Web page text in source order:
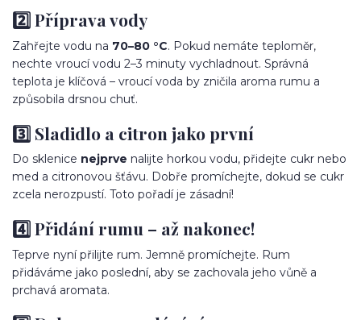
2️⃣ Příprava vody
Zahřejte vodu na 70–80 °C. Pokud nemáte teploměr,
nechte vroucí vodu 2–3 minuty vychladnout. Správná
teplota je klíčová – vroucí voda by zničila aroma rumu a
způsobila drsnou chuť.
3️⃣ Sladidlo a citron jako první
Do sklenice nejprve nalijte horkou vodu, přidejte cukr nebo
med a citronovou šťávu. Dobře promíchejte, dokud se cukr
zcela nerozpustí. Toto pořadí je zásadní!
4️⃣ Přidání rumu – až nakonec!
Teprve nyní přilijte rum. Jemně promíchejte. Rum
přidáváme jako poslední, aby se zachovala jeho vůně a
prchavá aromata.